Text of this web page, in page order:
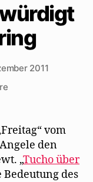
2011
zu
Raddatz
würdigt
Walter
Mehring
vom
den
„Tucho über
des